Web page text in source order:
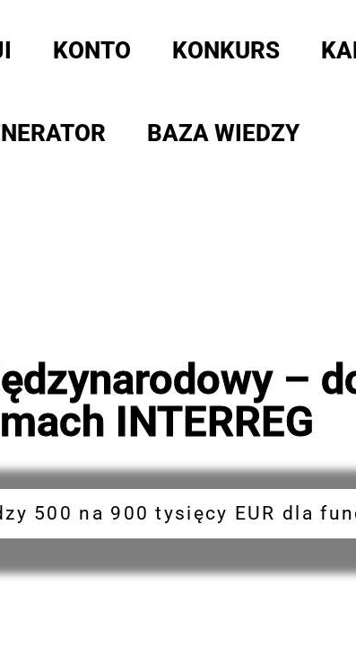
KONTO KONKURS
BAZA WIEDZY
–
INTERREG
500 na 900 tysięcy EUR dla